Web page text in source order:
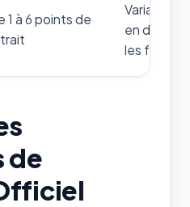
1 à 6 points de
Variable
en
les forces
de